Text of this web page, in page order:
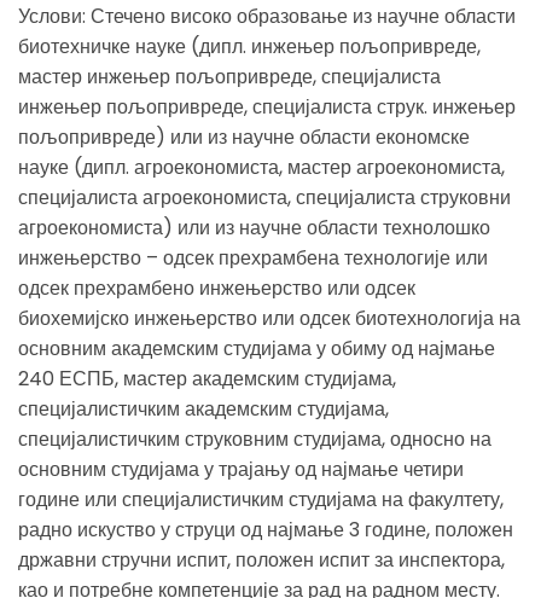
Услови: Стечено високо образовање из научне области
биотехничке науке (дипл. инжењер пољопривреде,
мастер инжењер пољопривреде, специјалиста
инжењер пољопривреде, специјалиста струк. инжењер
пољопривреде) или из научне области економске
науке (дипл. агроекономиста, мастер агроекономиста,
специјалиста агроекономиста, специјалиста струковни
агроекономиста) или из научне области технолошко
инжењерство – одсек прехрамбена технологије или
одсек прехрамбено инжењерство или одсек
биохемијско инжењерство или одсек биотехнологија на
основним академским студијама у обиму од најмање
240 ЕСПБ, мастер академским студијама,
специјалистичким академским студијама,
специјалистичким струковним студијама, односно на
основним студијама у трајању од најмање четири
године или специјалистичким студијама на факултету,
радно искуство у струци од најмање 3 године, положен
државни стручни испит, положен испит за инспектора,
као и потребне компетенције за рад на радном месту.